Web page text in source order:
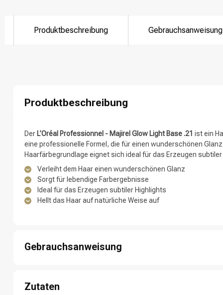
Marken
Produktbeschreibung Gebrauchsanweisung
Produktbeschreibung
Der L’Oréal Professionnel - Majirel Glow Light Base .21 ist ein
eine professionelle Formel, die für einen wunderschönen
Haarfärbegrundlage eignet sich ideal für das Erzeugen
Verleiht dem Haar einen wunderschönen Glanz
Sorgt für lebendige Farbergebnisse
Ideal für das Erzeugen subtiler Highlights
Hellt das Haar auf natürliche Weise auf
Gebrauchsanweisung
Schritt 2: Verteilen Sie das Produkt gleichmäßig über das Haar,
Schritt 3: Lassen Sie das Produkt für die empfohlene Einwirkzeit
Zutaten